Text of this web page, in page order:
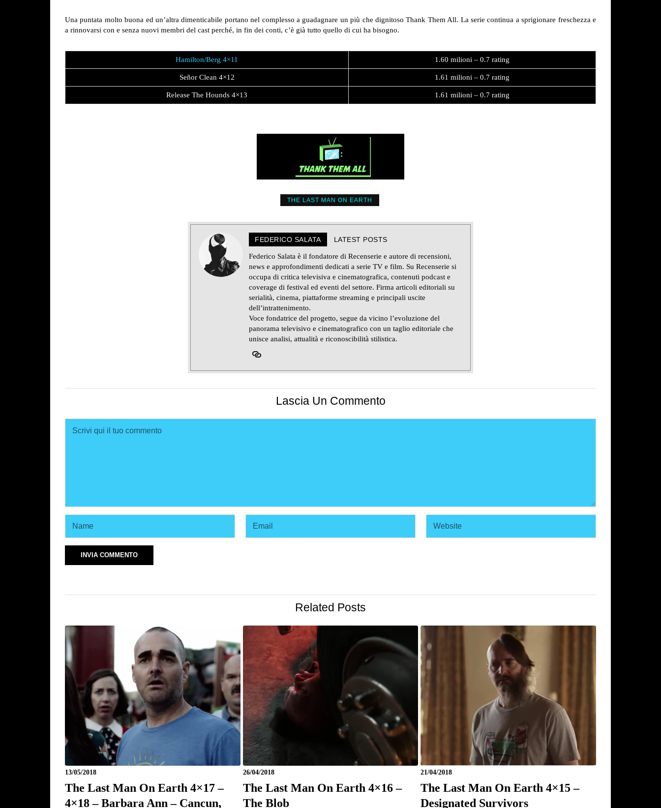
Una puntata molto buona ed un’altra dimenticabile portano nel complesso a guadagnare un più che dignitoso Thank Them All. La serie continua a sprigionare freschezza e
a rinnovarsi con e senza nuovi membri del cast perché, in fin dei conti, c’è già tutto quello di cui ha bisogno.
Hamilton/Berg 4×11 1.60 milioni – 0.7 rating
Señor Clean 4×12 1.61 milioni – 0.7 rating
Release The Hounds 4×13 1.61 milioni – 0.7 rating
THE LAST MAN ON EARTH
FEDERICO SALATA LATEST POSTS
Federico Salata è il fondatore di Recenserie e autore di recensioni,
news e approfondimenti dedicati a serie TV e film. Su Recenserie si
occupa di critica televisiva e cinematografica, contenuti podcast e
coverage di festival ed eventi del settore. Firma articoli editoriali su
serialità, cinema, piattaforme streaming e principali uscite
dell’intrattenimento.
Voce fondatrice del progetto, segue da vicino l’evoluzione del
panorama televisivo e cinematografico con un taglio editoriale che
unisce analisi, attualità e riconoscibilità stilistica.
Lascia Un Commento
Related Posts
13/05/2018
The Last Man On Earth 4×17 –
4×18 – Barbara Ann – Cancun,
26/04/2018
The Last Man On Earth 4×16 –
The Blob
21/04/2018
The Last Man On Earth 4×15 –
Designated Survivors